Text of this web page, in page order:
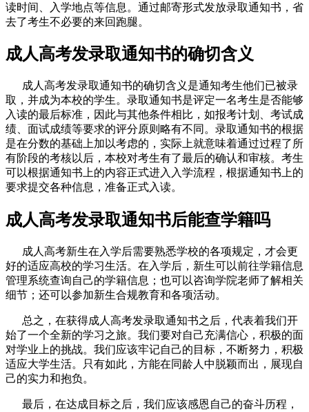
读时间、入学地点等信息。通过邮寄形式发放录取通知书，省
去了考生不必要的来回跑腿。
成人高考发录取通知书的确切含义
成人高考发录取通知书的确切含义是通知考生他们已被录
取，并成为本校的学生。录取通知书是评定一名考生是否能够
入读的最后标准，因此与其他条件相比，如报考计划、考试成
绩、面试成绩等要求的评分原则略有不同。录取通知书的根据
是在分数的基础上加以考虑的，实际上就意味着通过过程了所
有阶段的考核以后，本校对考生有了最后的确认和审核。考生
可以根据通知书上的内容正式进入入学流程，根据通知书上的
要求提交各种信息，准备正式入读。
成人高考发录取通知书后能查学籍吗
成人高考新生在入学后需要熟悉学校的各项规定，才会更
好的适应高校的学习生活。在入学后，新生可以前往学籍信息
管理系统查询自己的学籍信息；也可以咨询学院老师了解相关
细节；还可以参加新生合规教育和各项活动。
总之，在获得成人高考发录取通知书之后，代表着我们开
始了一个全新的学习之旅。我们要对自己充满信心，积极的面
对学业上的挑战。我们应该牢记自己的目标，不断努力，积极
适应大学生活。只有如此，方能在同龄人中脱颖而出，展现自
己的实力和抱负。
最后，在达成目标之后，我们应该感恩自己的奋斗历程，